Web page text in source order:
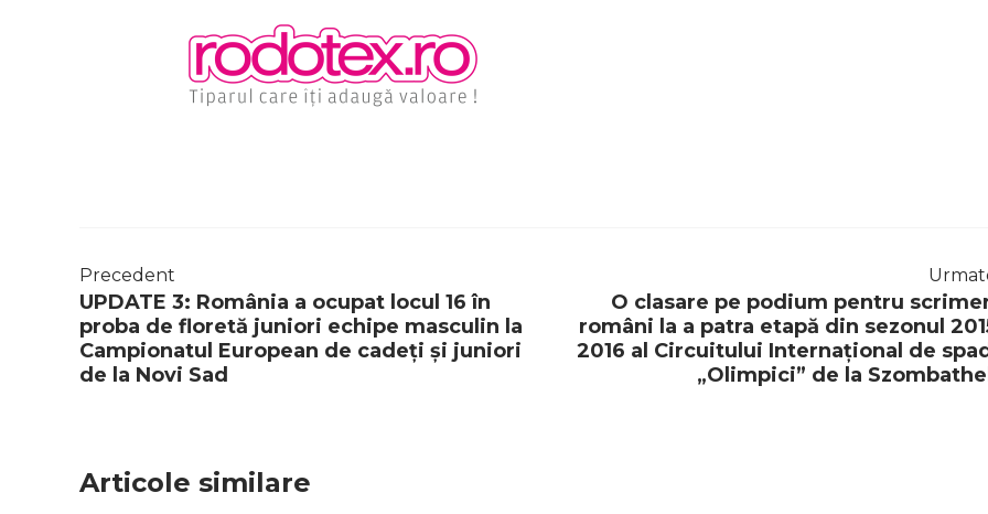
Precedent
UPDATE 3: România a ocupat locul 16 în
proba de floretă juniori echipe masculin la
Campionatul European de cadeți și juniori
de la Novi Sad
O clasare pe podium pentru
români la a patra etapă din sezonul
2016 al Circuitului Internațional de
„Olimpici” de la
Articole similare